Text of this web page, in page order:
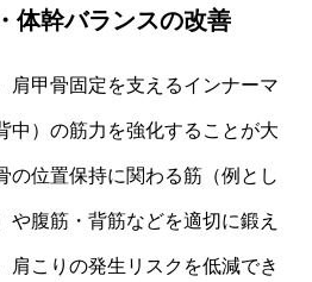
体幹バランスの改善
肩甲骨固定を支えるインナーマ
中）の筋力を強化することが大
の位置保持に関わる筋（例とし
や腹筋・背筋などを適切に鍛え
肩こりの発生リスクを低減でき